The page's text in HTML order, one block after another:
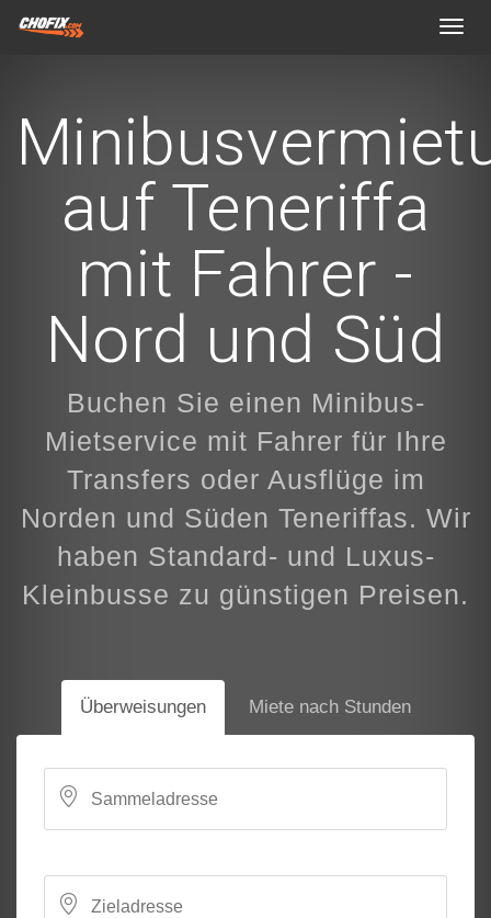
auf Teneriffa
mit Fahrer -
Nord und Süd
Buchen Sie einen Minibus-
Mietservice mit Fahrer für Ihre
Transfers oder Ausflüge im
Norden und Süden Teneriffas. Wir
haben Standard- und Luxus-
Kleinbusse zu günstigen Preisen.
Überweisungen Miete nach Stunden